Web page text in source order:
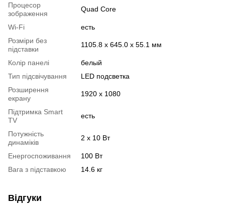
Процесор
зображення
Quad Core
Wi-Fi
есть
Розміри без
підставки
1105.8 х 645.0 х 55.1 мм
Колір панелі
белый
Тип підсвічування
LED подсветка
Розширення
екрану
1920 x 1080
Підтримка Smart
TV
есть
Потужність
динаміків
2 х 10 Вт
Енергоспоживання
100 Вт
Вага з підставкою
14.6 кг
Відгуки